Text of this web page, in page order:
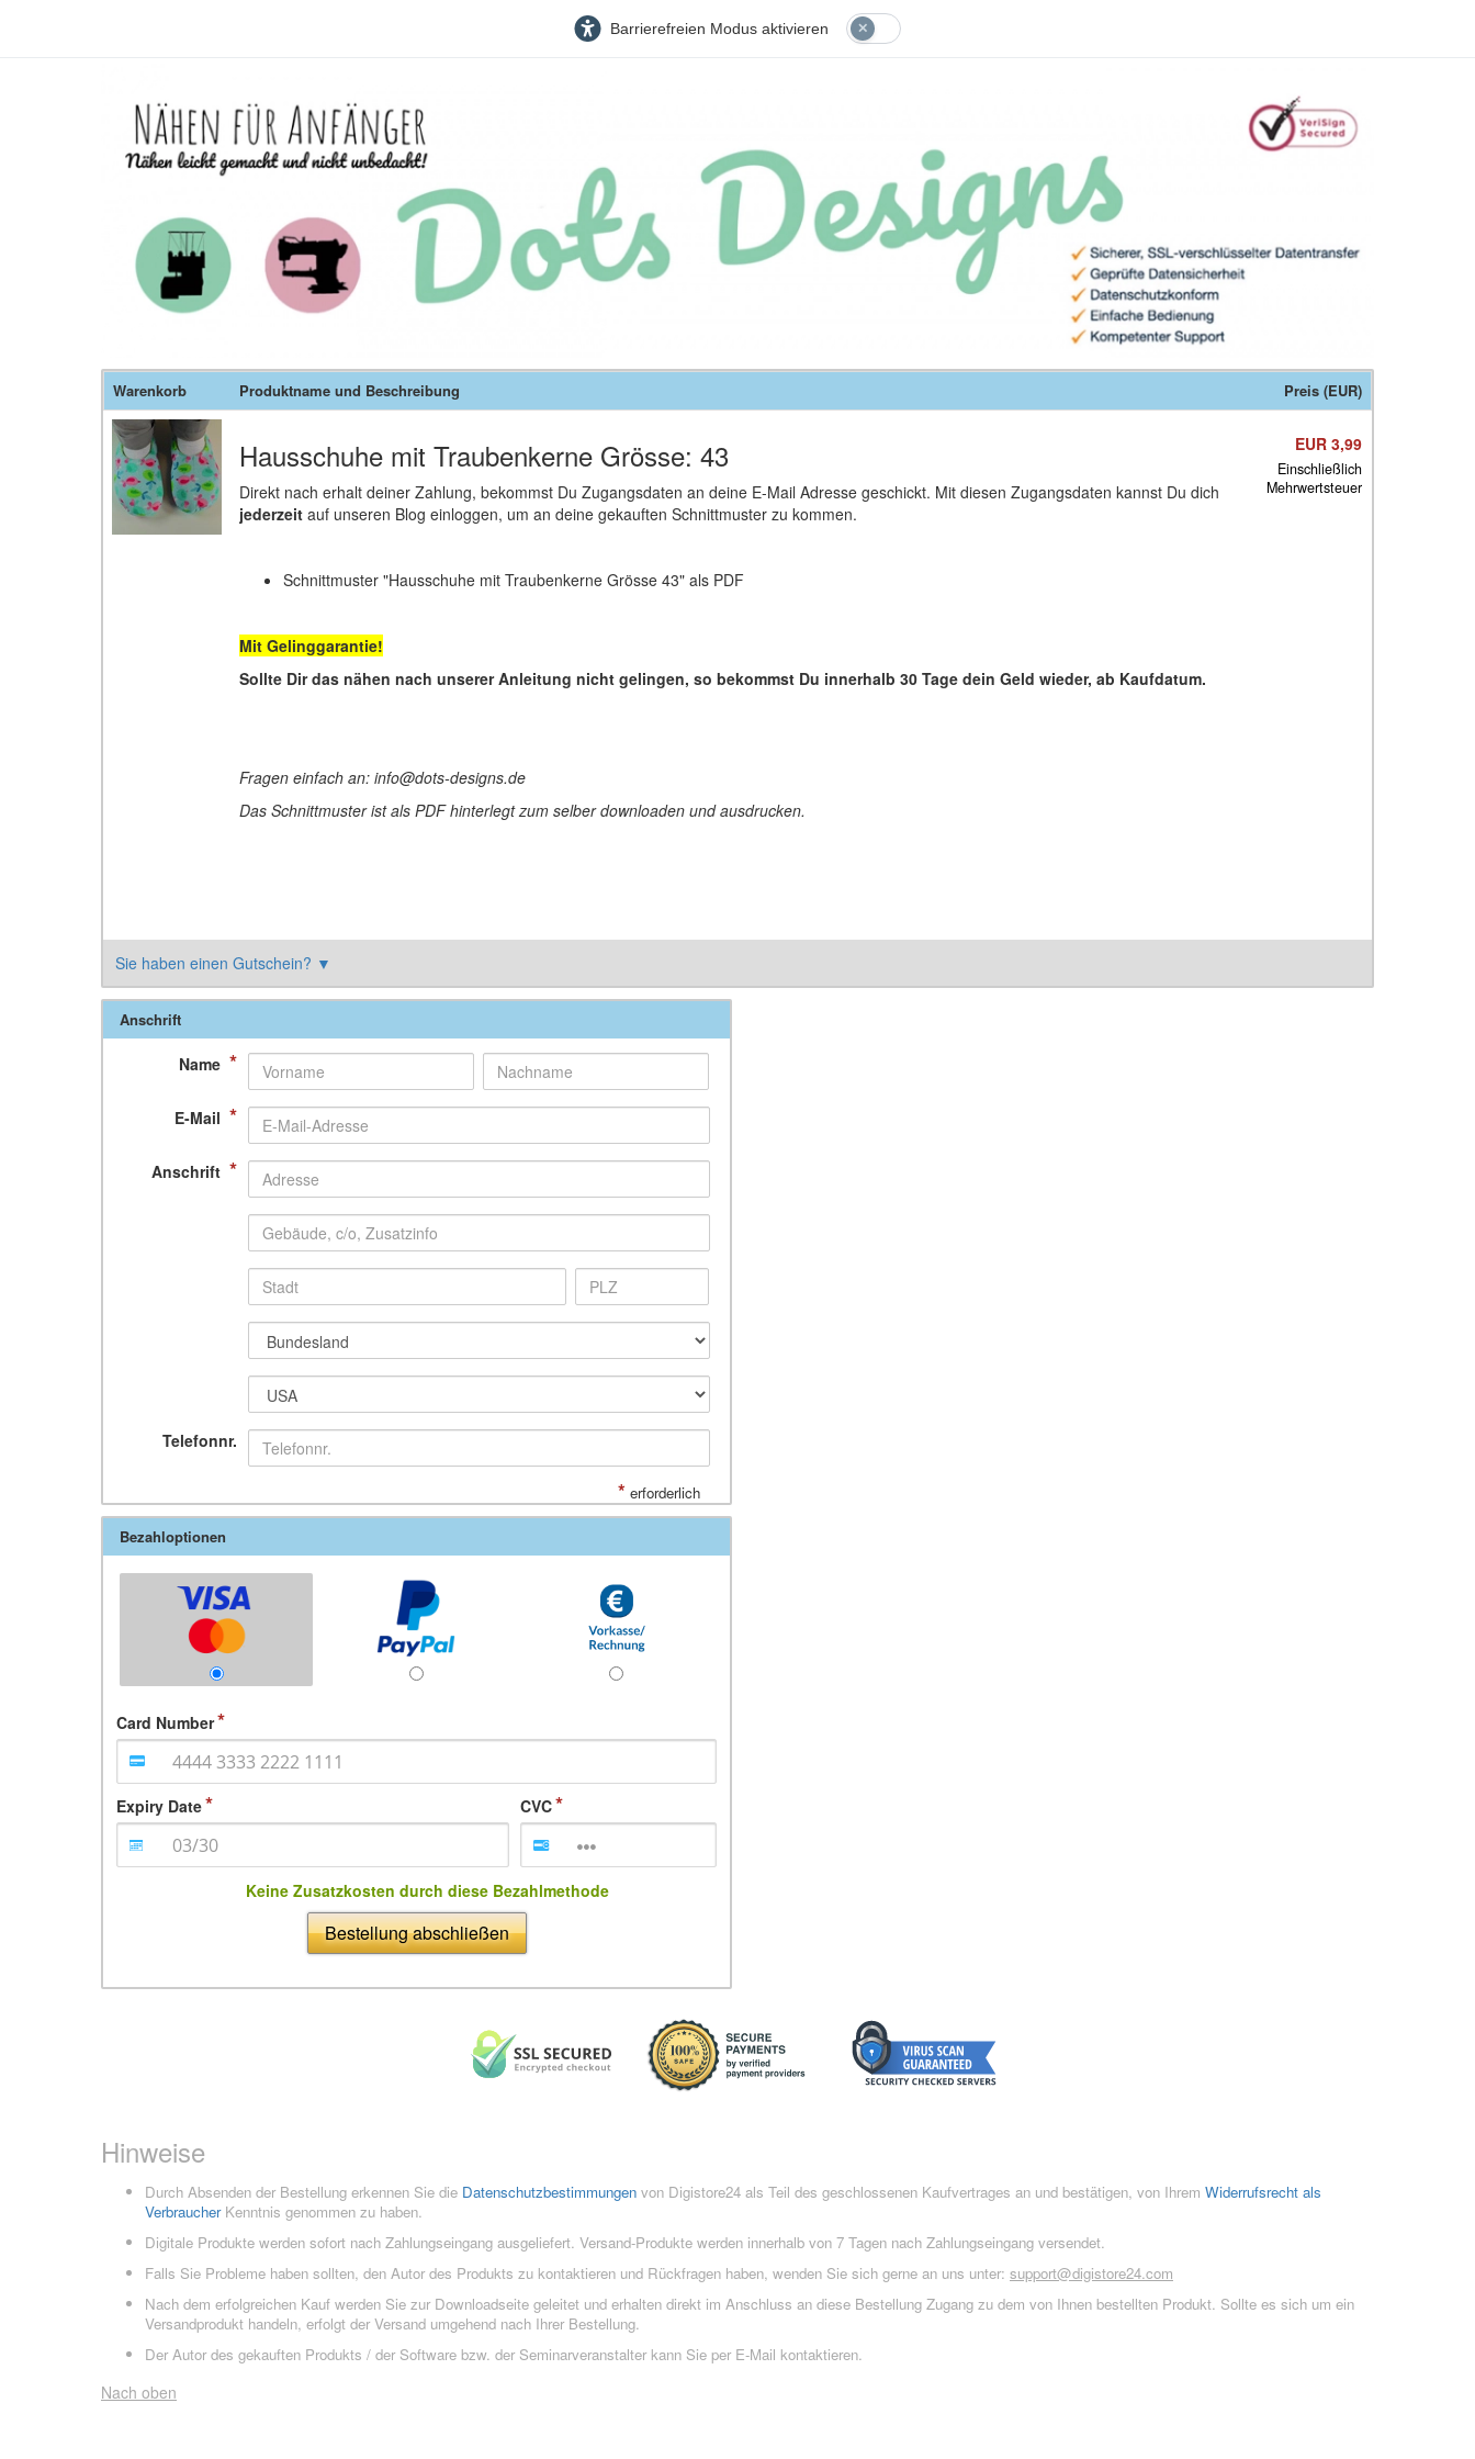
Barrierefreien Modus aktivieren
Warenkorb Produktname und Beschreibung Preis (EUR)
Hausschuhe mit Traubenkerne Grösse: 43
Direkt nach erhalt deiner Zahlung, bekommst Du Zugangsdaten an deine E-Mail Adresse geschickt. Mit diesen Zugangsdaten kannst Du dich
jederzeit auf unseren Blog einloggen, um an deine gekauften Schnittmuster zu kommen.
Schnittmuster "Hausschuhe mit Traubenkerne Grösse 43" als PDF
Mit Gelinggarantie!
Sollte Dir das nähen nach unserer Anleitung nicht gelingen, so bekommst Du innerhalb 30 Tage dein Geld wieder, ab Kaufdatum.
Fragen einfach an: info@dots-designs.de
Das Schnittmuster ist als PDF hinterlegt zum selber downloaden und ausdrucken.
EUR 3,99
Einschließlich
Mehrwertsteuer
Sie haben einen Gutschein? ▼
Anschrift
Name *
E-Mail *
Anschrift *
Telefonnr.
* erforderlich
Bezahloptionen
Card Number
Expiry Date CVC
Keine Zusatzkosten durch diese Bezahlmethode
Bestellung abschließen
Hinweise
Durch Absenden der Bestellung erkennen Sie die Datenschutzbestimmungen von Digistore24 als Teil des geschlossenen Kaufvertrages an und bestätigen, von Ihrem Widerrufsrecht als
VerbraucherKenntnis genommen zu haben.
Digitale Produkte werden sofort nach Zahlungseingang ausgeliefert. Versand-Produkte werden innerhalb von 7 Tagen nach Zahlungseingang versendet.
Falls Sie Probleme haben sollten, den Autor des Produkts zu kontaktieren und Rückfragen haben, wenden Sie sich gerne an uns unter: support@digistore24.com
Nach dem erfolgreichen Kauf werden Sie zur Downloadseite geleitet und erhalten direkt im Anschluss an diese Bestellung Zugang zu dem von Ihnen bestellten Produkt. Sollte es sich um ein
Versandprodukt handeln, erfolgt der Versand umgehend nach Ihrer Bestellung.
Der Autor des gekauften Produkts / der Software bzw. der Seminarveranstalter kann Sie per E-Mail kontaktieren.
Nach oben